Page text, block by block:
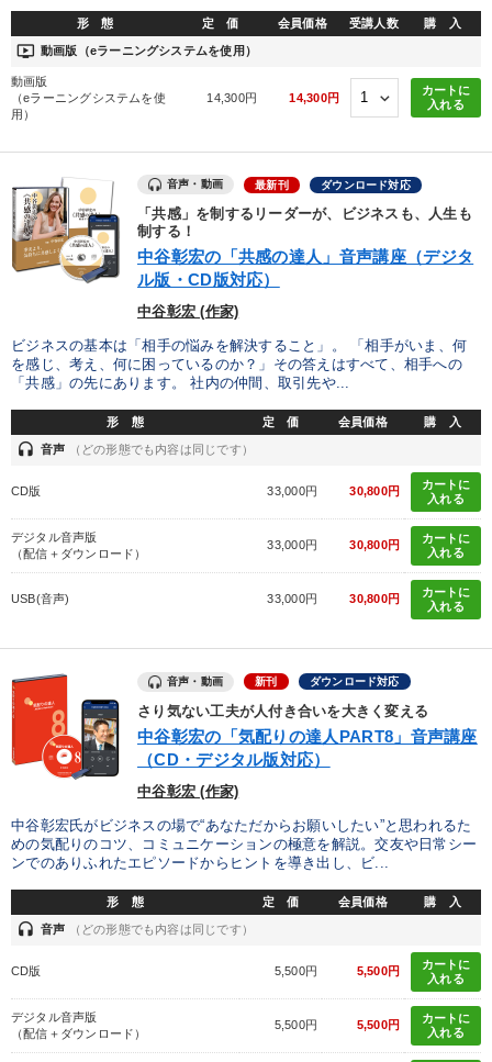
お金の授業
※「更新」を押すと「テーマ」「キーワード」を更新いただけます。
ondemand_video 経営音声・動画を探す refresh 更新する
全国経営者セミナー収録物以外の経営教材（全762タイトル）からお探
しいただけます
カテゴリー
売上直結の営業力や販売力を獲得する
【最新刊】精神科医・和田秀樹の「老いない力」＋健康な社長と
会社をつくる厳選講話
成功哲学・人間学 経営戦略・経営実務
オーナー社長の「現場力の経営」＋現場の「儲ける力」をさらに
高める教材２選
【6月】音声・映像
2025年春季全国経営者セミナー収録講演ＣＤ・講演ＤＶＤ・デジ
タル版（音声／動画ストリーミング・ダウンロード）
最新技術・トレンド
リーダーの魅力向上 パフォーマンス向上
後継者に聞かせたい 社長の姿勢を学びたい
キーワード
形 態 定 価 会員価格 受講人数 購 入
ondemand_video 動画版（eラーニングシステムを使用）
動画版
（eラーニングシステムを使
用）
14,300円 14,300円
カートに
入れる
音声・動画 最新刊 ダウンロード対応
「共感」を制するリーダーが、ビジネスも、人生も
制する！
中谷彰宏の「共感の達人」音声講座（デジタ
ル版・CD版対応）
中谷彰宏 (作家)
ビジネスの基本は「相手の悩みを解決すること」。 「相手がいま、何
を感じ、考え、何に困っているのか？」その答えはすべて、相手への
「共感」の先にあります。 社内の仲間、取引先や...
形 態 定 価 会員価格 購 入
headset 音声 （どの形態でも内容は同じです）
CD版 33,000円 30,800円
カートに
入れる
デジタル音声版
（配信＋ダウンロード）
33,000円 30,800円
カートに
入れる
USB(音声) 33,000円 30,800円
カートに
入れる
音声・動画 新刊 ダウンロード対応
さり気ない工夫が人付き合いを大きく変える
中谷彰宏の「気配りの達人PART8」音声講座
（CD・デジタル版対応）
中谷彰宏 (作家)
中谷彰宏氏がビジネスの場で“あなただからお願いしたい”と思われるた
めの気配りのコツ、コミュニケーションの極意を解説。交友や日常シー
ンでのありふれたエピソードからヒントを導き出し、ビ...
形 態 定 価 会員価格 購 入
headset 音声 （どの形態でも内容は同じです）
CD版 5,500円 5,500円
カートに
入れる
デジタル音声版
（配信＋ダウンロード）
5,500円 5,500円
カートに
入れる